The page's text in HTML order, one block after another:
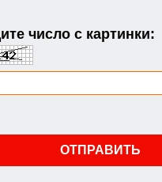
число с картинки: